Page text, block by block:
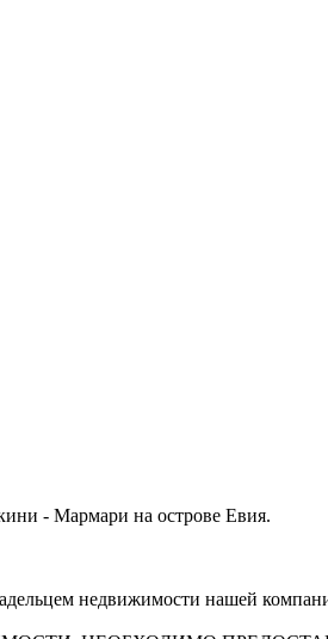
- Мармари на острове Евия.
недвижимости нашей